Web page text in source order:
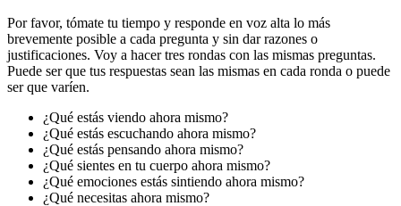
Por favor, tómate tu tiempo y responde en voz alta lo más
brevemente posible a cada pregunta y sin dar razones o
justificaciones. Voy a hacer tres rondas con las mismas preguntas.
Puede ser que tus respuestas sean las mismas en cada ronda o puede
ser que varíen.
¿Qué estás viendo ahora mismo?
¿Qué estás escuchando ahora mismo?
¿Qué estás pensando ahora mismo?
¿Qué sientes en tu cuerpo ahora mismo?
¿Qué emociones estás sintiendo ahora mismo?
¿Qué necesitas ahora mismo?